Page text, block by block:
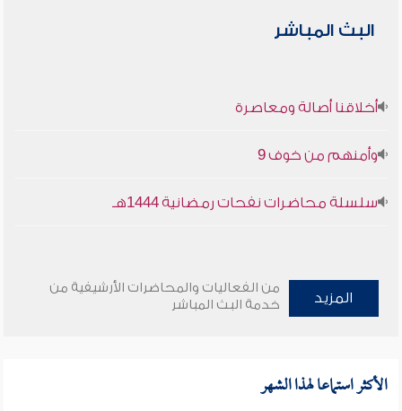
البث المباشر
أخلاقنا أصالة ومعاصرة
وأمنهم من خوف 9
سلسلة محاضرات نفحات رمضانية 1444هـ
المزيد
من الفعاليات والمحاضرات الأرشيفية من
خدمة البث المباشر
الأكثر استماعا لهذا الشهر